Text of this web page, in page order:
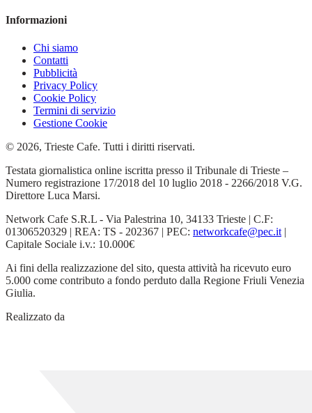
Informazioni
Chi siamo
Contatti
Pubblicità
Privacy Policy
Cookie Policy
Termini di servizio
Gestione Cookie
© 2026, Trieste Cafe. Tutti i diritti riservati.
Testata giornalistica online iscritta presso il Tribunale di Trieste –
Numero registrazione 17/2018 del 10 luglio 2018 - 2266/2018 V.G.
Direttore Luca Marsi.
Network Cafe S.R.L - Via Palestrina 10, 34133 Trieste | C.F:
01306520329 | REA: TS - 202367 | PEC: networkcafe@pec.it |
Capitale Sociale i.v.: 10.000€
Ai fini della realizzazione del sito, questa attività ha ricevuto euro
5.000 come contributo a fondo perduto dalla Regione Friuli Venezia
Giulia.
Realizzato da